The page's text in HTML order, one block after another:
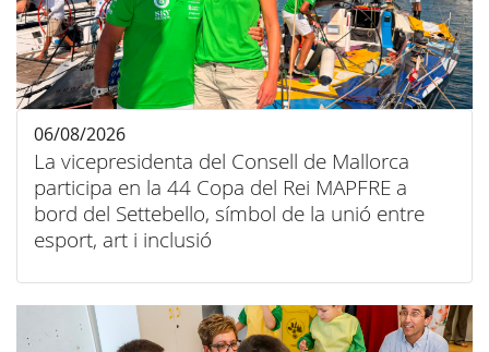
La vicepresidenta del Consell de Mallorca
participa en la 44 Copa del Rei MAPFRE a
bord del Settebello, símbol de la unió entre
esport, art i inclusió
06/08/2026